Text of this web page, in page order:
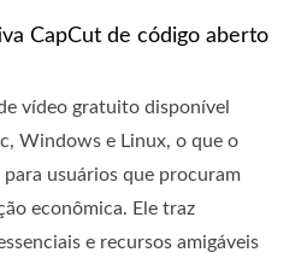
CapCut de código aberto
vídeo gratuito disponível
Windows e Linux, o que o
usuários que procuram
econômica. Ele traz
e recursos amigáveis